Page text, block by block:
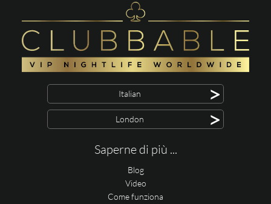
Italian >
London >
Saperne di più ...
Blog
Video
Come funziona